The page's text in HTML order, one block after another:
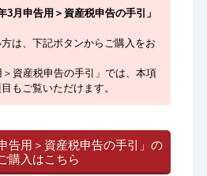
3月申告用＞資産税申告の手引」
は、下記ボタンからご購入をお
＞資産税申告の手引」では、本項
もご覧いただけます。
告用＞資産税申告の手引」の
購入はこちら